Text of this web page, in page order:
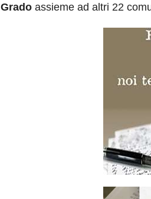
Grado assieme ad altri 22